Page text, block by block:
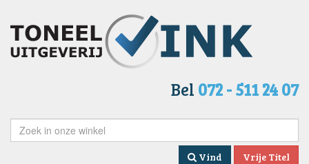
Bel 072 - 511 24 07
Vind Vrije Titel